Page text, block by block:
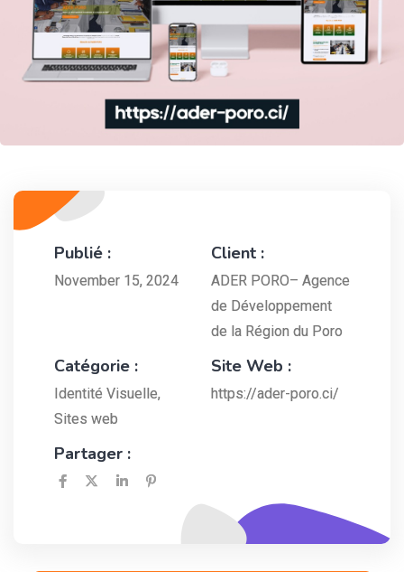
Publié :
November 15, 2024
Client :
ADER PORO– Agence
de Développement
de la Région du Poro
Catégorie :
Identité Visuelle,
Sites web
Site Web :
https://ader-poro.ci/
Partager :